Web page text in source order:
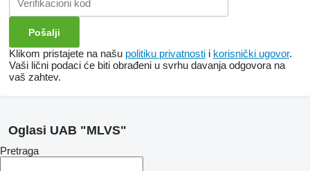
Klikom pristajete na našu politiku privatnosti i korisnički ugovor.
Vaši lični podaci će biti obrađeni u svrhu davanja odgovora na
vaš zahtev.
Oglasi UAB "MLVS"
Pretraga